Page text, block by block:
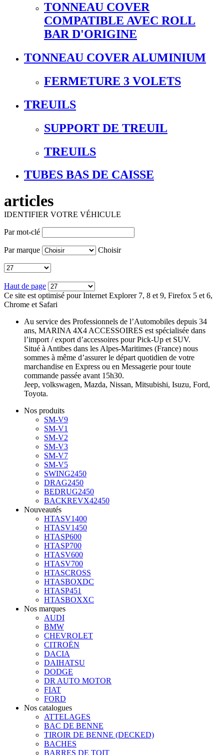
TONNEAU COVER
COMPATIBLE AVEC ROLL
BAR D'ORIGINE
TONNEAU COVER ALUMINIUM
FERMETURE 3 VOLETS
TREUILS
SUPPORT DE TREUIL
TREUILS
TUBES BAS DE CAISSE
articles
IDENTIFIER VOTRE VÉHICULE
Par mot-clé
Par marque Choisir
Haut de page
Ce site est optimisé pour Internet Explorer 7, 8 et 9, Firefox 5 et 6,
Chrome et Safari
Au service des Professionnels de l’Automobiles depuis 34
ans, MARINA 4X4 ACCESSOIRES est spécialisée dans
l’import / export d’accessoires pour Pick-Up et SUV.
Situé à Antibes dans les Alpes-Maritimes (France) nous
sommes à même d’assurer le départ quotidien de votre
marchandise en Express ou en Messagerie pour toute
commande passée avant 15h30.
Jeep, volkswagen, Mazda, Nissan, Mitsubishi, Isuzu, Ford,
Toyota.
Nos produits
SM-V9
SM-V1
SM-V2
SM-V3
SM-V7
SM-V5
SWING2450
DRAG2450
BEDRUG2450
BACKREVX42450
Nouveautés
HTASV1400
HTASV1450
HTASP600
HTASP700
HTASV600
HTASV700
HTASCROSS
HTASBOXDC
HTASP451
HTASBOXXC
Nos marques
AUDI
BMW
CHEVROLET
CITROËN
DACIA
DAIHATSU
DODGE
DR AUTO MOTOR
FIAT
FORD
Nos catalogues
ATTELAGES
BAC DE BENNE
TIROIR DE BENNE (DECKED)
BACHES
BARRES DE TOIT